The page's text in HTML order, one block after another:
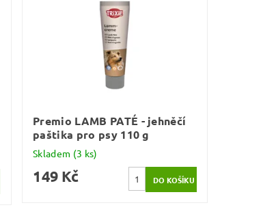
Premio LAMB PATÉ - jehněčí
paštika pro psy 110 g
Skladem (3 ks)
149 Kč